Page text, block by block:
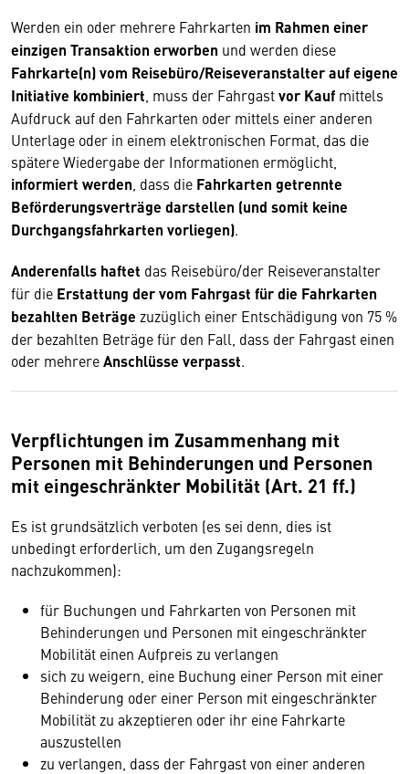
Werden ein oder mehrere Fahrkarten im Rahmen einer
einzigen Transaktion erworben und werden diese
Fahrkarte(n) vom Reisebüro/Reiseveranstalter auf eigene
Initiative kombiniert , muss der Fahrgastvor Kauf mittels
Aufdruck auf den Fahrkarten oder mittels einer anderen
Unterlage oder in einem elektronischen Format, das die
spätere Wiedergabe der Informationen ermöglicht,
informiert werden , dass die Fahrkarten getrennte
Beförderungsverträge darstellen (und somit keine
Durchgangsfahrkarten vorliegen).
Anderenfalls haftet das Reisebüro/der Reiseveranstalter
für die Erstattung der vom Fahrgast für die Fahrkarten
bezahlten Beträge zuzüglich einer Entschädigung von 75 %
der bezahlten Beträge für den Fall, dass der Fahrgast einen
oder mehrereAnschlüsse verpasst.
Verpflichtungen im Zusammenhang mit
Personen mit Behinderungen und Personen
mit eingeschränkter Mobilität (Art. 21 ff.)
Es ist grundsätzlich verboten (es sei denn, dies ist
unbedingt erforderlich, um den Zugangsregeln
nachzukommen):
für Buchungen und Fahrkarten von Personen mit
Behinderungen und Personen mit eingeschränkter
Mobilität einen Aufpreis zu verlangen
sich zu weigern, eine Buchung einer Person mit einer
Behinderung oder einer Person mit eingeschränkter
Mobilität zu akzeptieren oder ihr eine Fahrkarte
auszustellen
zu verlangen, dass der Fahrgast von einer anderen